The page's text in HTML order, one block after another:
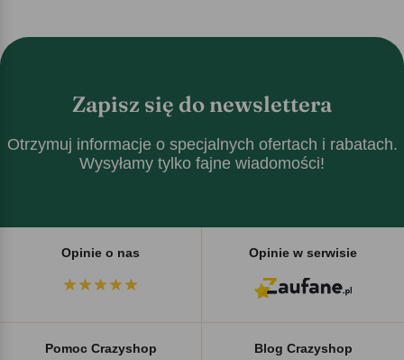
Zapisz się do newslettera
Otrzymuj informacje o specjalnych ofertach i rabatach.
Wysyłamy tylko fajne wiadomości!
Opinie o nas Opinie w serwisie
Pomoc Crazyshop Blog Crazyshop